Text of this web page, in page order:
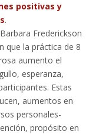
positivas y
.
Frederickson
que la práctica de 8
aumento el
esperanza,
Estas
aumentos en
personales-
propósito en